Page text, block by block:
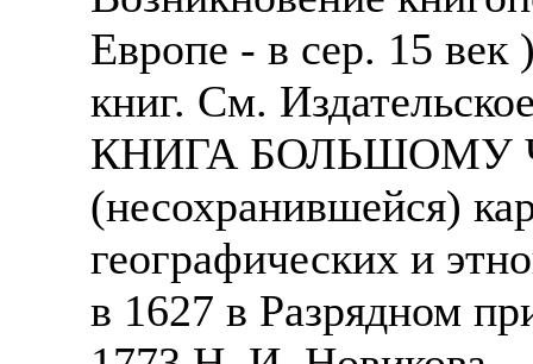
Европе - в сер. 15 век
книг. См.
КНИГА БОЛЬШОМУ
(несохранившейся)
географических и
в 1627 в Разрядном